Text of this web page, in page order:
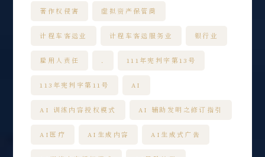
著作权侵害 虚拟资产保管商
计程车客运业 计程车客运服务业 银行业
雇用人责任 . 111年宪判字第13号
113年宪判字第11号 AI
AI 训练内容授权模式 AI 辅助发明之修订指引
AI医疗 AI生成内容 AI生成式广告